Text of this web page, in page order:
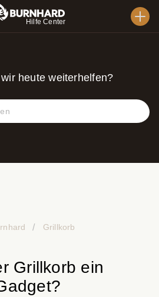
Hilfe Center
heute weiterhelfen?
Grillkorb
Grillkorb ein